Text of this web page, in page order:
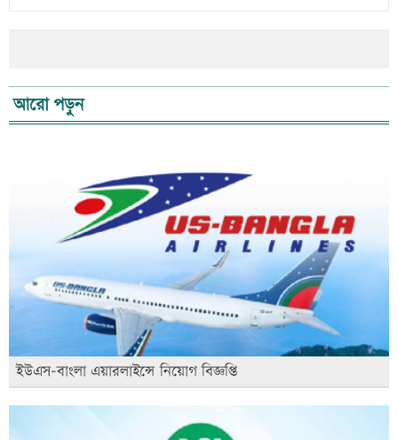
আরো পড়ুন
ইউএস-বাংলা এয়ারলাইন্সে নিয়োগ বিজ্ঞপ্তি